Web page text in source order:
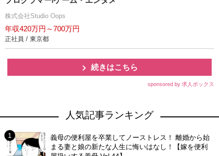
株式会社Studio Oops
年収420万円～700万円
正社員 / 東京都
続きはこちら
sponsored by 求人ボックス
人気記事ランキング
義母の便利屋を卒業してノーストレス！ 離婚から始
まる妻と娘の新たな人生に悔いはなし！【嫁を便利